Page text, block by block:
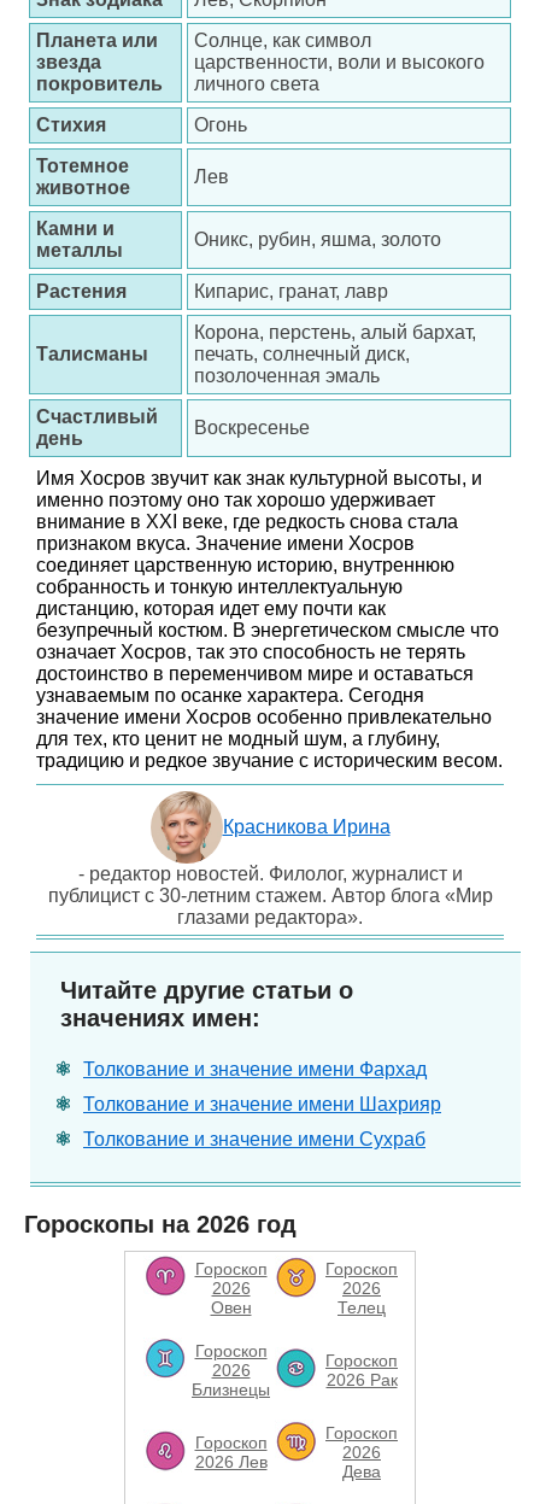
Планета или
звезда
покровитель
Солнце, как символ
царственности, воли и высокого
личного света
Стихия
Огонь
Тотемное
животное
Лев
Камни и
металлы
Оникс, рубин, яшма, золото
Растения Кипарис, гранат, лавр
Талисманы
Корона, перстень, алый бархат,
печать, солнечный диск,
позолоченная эмаль
Счастливый
день
Воскресенье
Имя Хосров звучит как знак культурной высоты, и
именно поэтому оно так хорошо удерживает
внимание в XXI веке, где редкость снова стала
признаком вкуса. Значение имени Хосров
соединяет царственную историю, внутреннюю
собранность и тонкую интеллектуальную
дистанцию, которая идет ему почти как
безупречный костюм. В энергетическом смысле что
означает Хосров, так это способность не терять
достоинство в переменчивом мире и оставаться
узнаваемым по осанке характера. Сегодня
значение имени Хосров особенно привлекательно
для тех, кто ценит не модный шум, а глубину,
традицию и редкое звучание с историческим весом.
Красникова Ирина
- редактор новостей. Филолог, журналист и
публицист с 30-летним стажем. Автор блога «Мир
глазами редактора».
Читайте другие статьи о
значениях имен:
Толкование и значение имени Фархад
Толкование и значение имени Шахрияр
Толкование и значение имени Сухраб
Гороскопы на 2026 год
Гороскоп
2026
Овен
Гороскоп
2026
Телец
Гороскоп
2026
Близнецы
Гороскоп
2026 Рак
Гороскоп
2026 Лев
Гороскоп
2026
Дева